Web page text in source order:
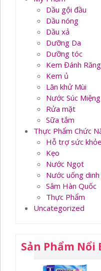
Dầu gội đầu
Dầu nóng
Dầu xả
Dưỡng Da
Dưỡng tóc
Kem Đánh Răng
Kem ủ
Lăn khử Mùi
Nước Súc Miệng
Rửa mặt
Sữa tắm
Thực Phẩm Chức
Hỗ trợ sức khỏe
Kẹo
Nước Ngọt
Nước uống
Sâm Hàn Quốc
Thực Phẩm
Uncategorized
Sản Phẩm Nổi